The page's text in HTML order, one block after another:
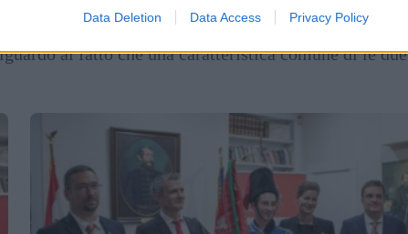
Data Deletion Data Access Privacy Policy
ha affermato che Kováts de Fabriczy è un
ungherese-americana, e la sua persona è una
al fatto che una caratteristica comune di le due